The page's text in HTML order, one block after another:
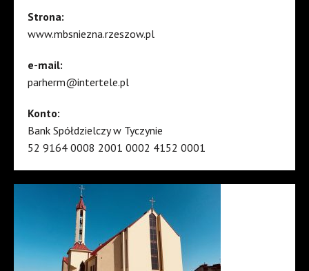
Strona:
www.mbsniezna.rzeszow.pl
e-mail:
parherm@intertele.pl
Konto:
Bank Spółdzielczy w Tyczynie
52 9164 0008 2001 0002 4152 0001